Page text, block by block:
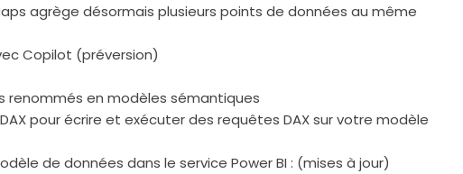
agrège désormais plusieurs points de données au même
Copilot (préversion)
renommés en modèles sémantiques
pour écrire et exécuter des requêtes DAX sur votre modèle
de données dans le service Power BI : (mises à jour)